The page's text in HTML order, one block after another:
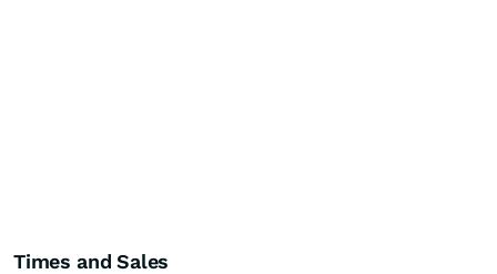
Times and Sales